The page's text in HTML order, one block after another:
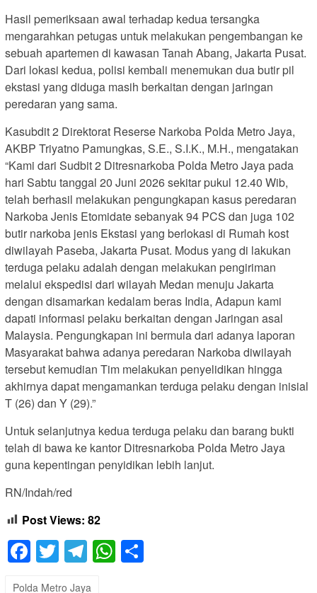
Hasil pemeriksaan awal terhadap kedua tersangka
mengarahkan petugas untuk melakukan pengembangan ke
sebuah apartemen di kawasan Tanah Abang, Jakarta Pusat.
Dari lokasi kedua, polisi kembali menemukan dua butir pil
ekstasi yang diduga masih berkaitan dengan jaringan
peredaran yang sama.
Kasubdit 2 Direktorat Reserse Narkoba Polda Metro Jaya,
AKBP Triyatno Pamungkas, S.E., S.I.K., M.H., mengatakan
“Kami dari Sudbit 2 Ditresnarkoba Polda Metro Jaya pada
hari Sabtu tanggal 20 Juni 2026 sekitar pukul 12.40 Wib,
telah berhasil melakukan pengungkapan kasus peredaran
Narkoba Jenis Etomidate sebanyak 94 PCS dan juga 102
butir narkoba jenis Ekstasi yang berlokasi di Rumah kost
diwilayah Paseba, Jakarta Pusat. Modus yang di lakukan
terduga pelaku adalah dengan melakukan pengiriman
melalui ekspedisi dari wilayah Medan menuju Jakarta
dengan disamarkan kedalam beras India, Adapun kami
dapati informasi pelaku berkaitan dengan Jaringan asal
Malaysia. Pengungkapan ini bermula dari adanya laporan
Masyarakat bahwa adanya peredaran Narkoba diwilayah
tersebut kemudian Tim melakukan penyelidikan hingga
akhirnya dapat mengamankan terduga pelaku dengan inisial
T (26) dan Y (29).”
Untuk selanjutnya kedua terduga pelaku dan barang bukti
telah di bawa ke kantor Ditresnarkoba Polda Metro Jaya
guna kepentingan penyidikan lebih lanjut.
RN/Indah/red
Post Views: 82
Facebook
TwitterTelegram
WhatsApp
Polda Metro Jaya